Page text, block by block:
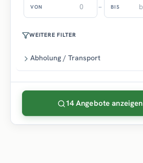
VON – BIS
WEITERE FILTER
Abholung / Transport
14 Angebote anzeigen